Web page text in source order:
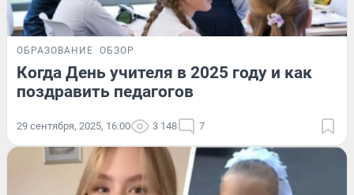
ОБРАЗОВАНИЕ ОБЗОР
Когда День учителя в 2025 году и как
поздравить педагогов
29 сентября, 2025, 16:00 3 148 7